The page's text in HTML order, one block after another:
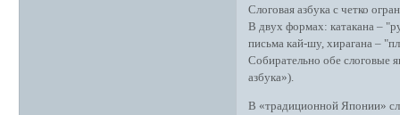
Слоговая азбука с четко
В двух формах: катакана –
письма кай-шу, хирагана –
Собирательно обе слоговые
азбука»).
В «традиционной Японии»